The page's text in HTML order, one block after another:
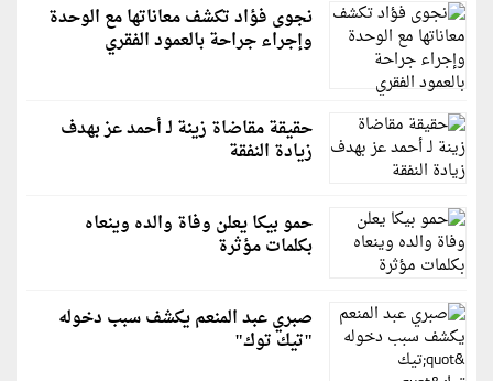
نجوى فؤاد تكشف معاناتها مع الوحدة
وإجراء جراحة بالعمود الفقري
حقيقة مقاضاة زينة لـ أحمد عز بهدف
زيادة النفقة
حمو بيكا يعلن وفاة والده وينعاه
بكلمات مؤثرة
صبري عبد المنعم يكشف سبب دخوله
"تيك توك"